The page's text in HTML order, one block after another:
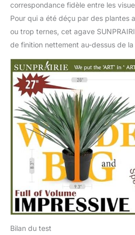
correspondance fidèle entre les
Pour qui a été déçu par des plantes
ou trop ternes, cet agave
de finition nettement au-dessus de
Bilan du test